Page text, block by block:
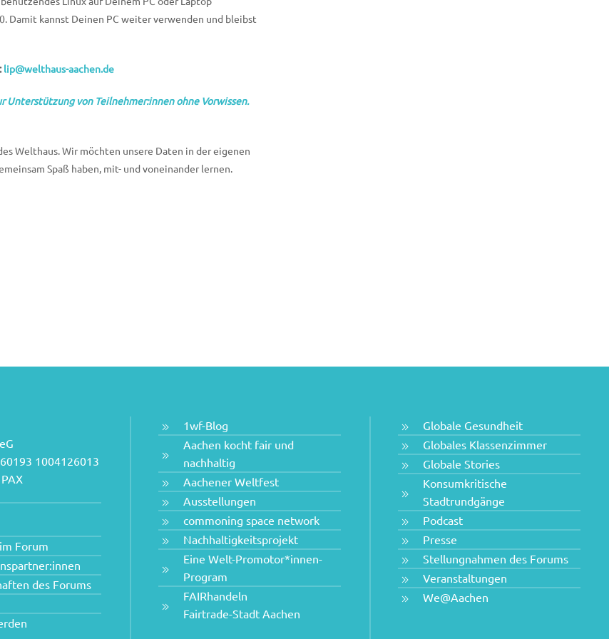
Damit kannst Deinen PC weiter verwenden und bleibst
lip@welthaus-aachen.de
Unterstützung von Teilnehmer:innen ohne Vorwissen.
Welthaus. Wir möchten unsere Daten in der eigenen
Spaß haben, mit- und voneinander lernen.
1004126013
Forum
des Forums
1wf-Blog
Aachen kocht fair und
nachhaltig
Aachener Weltfest
Ausstellungen
commoning space network
Nachhaltigkeitsprojekt
Eine Welt-Promotor*innen-
Program
FAIRhandeln
Fairtrade-Stadt Aachen
Globale Gesundheit
Globales Klassenzimmer
Globale Stories
Konsumkritische
Stadtrundgänge
Podcast
Presse
Stellungnahmen des Forums
Veranstaltungen
We@Aachen